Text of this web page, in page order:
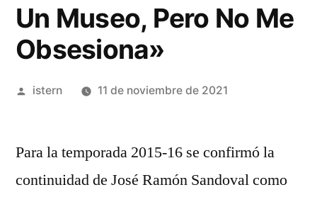
Un Museo, Pero No Me
Obsesiona»
Publicado
istern 11 de noviembre de 2021
Para la temporada 2015-16 se confirmó la
continuidad de José Ramón Sandoval como